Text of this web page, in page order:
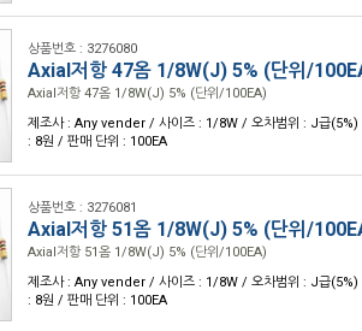
상품번호 : 3276080
Axial저항 47옴 1/8W(J) 5% (단위/
Axial저항 47옴 1/8W(J) 5% (단위/100EA)
제조사 : Any vender / 사이즈 : 1/8W / 오차범위 : J급(5%)
: 8원 / 판매 단위 : 100EA
상품번호 : 3276081
Axial저항 51옴 1/8W(J) 5% (단위/
Axial저항 51옴 1/8W(J) 5% (단위/100EA)
제조사 : Any vender / 사이즈 : 1/8W / 오차범위 : J급(5%)
: 8원 / 판매 단위 : 100EA